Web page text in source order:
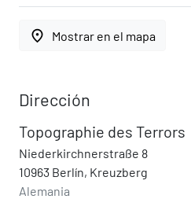
place Mostrar en el mapa
Dirección
Topographie des Terrors
Niederkirchnerstraße 8
10963 Berlín, Kreuzberg
Alemania